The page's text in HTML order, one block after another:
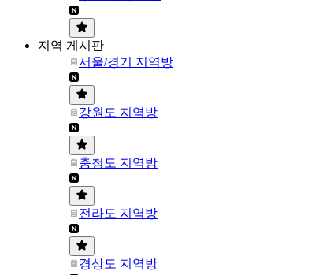
지역 게시판
서울/경기 지역방
강원도 지역방
충청도 지역방
전라도 지역방
경상도 지역방